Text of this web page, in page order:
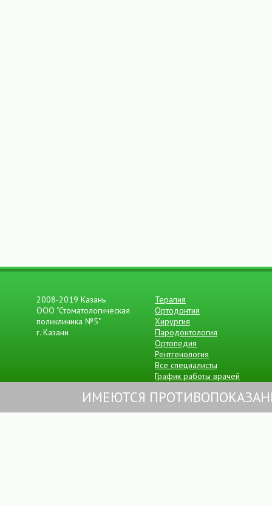
2008- 2019 Казань
ООО "Стоматологическая
поликлиника №5"
г. Казани
Терапия
Ортодонтия
Хирургия
Пародонтология
Ортопедия
Рентгенология
Все специалисты
График работы врачей
ИМЕЮТСЯ